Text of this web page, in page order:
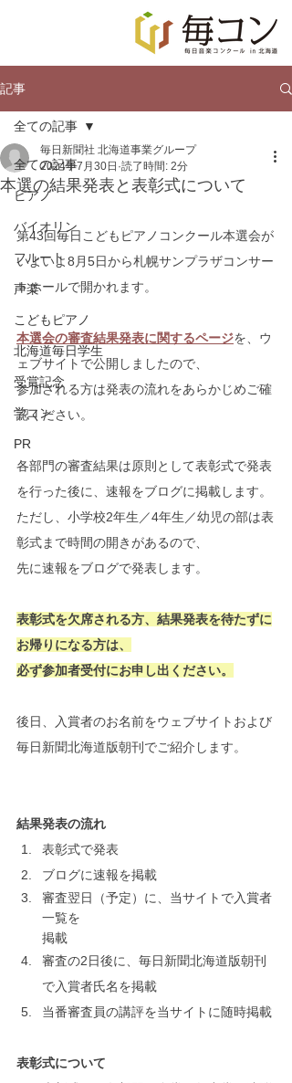
記事
全ての記事
ピアノ
バイオリン
フルート
声楽
こどもピアノ
北海道毎日学生
受賞記念
学コン
PR
全ての記事
本選の結果発表と表彰式について
毎日新聞社 北海道事業グループ
2024年7月30日 読了時間: 2分
第43回毎日こどもピアノコンクール本選会が
いよいよ8月5日から札幌サンプラザコンサー
トホールで開かれます。
本選会の審査結果発表に関するページを、ウ
ェブサイトで公開しましたので、
参加される方は発表の流れをあらかじめご確
認ください。
各部門の審査結果は原則として表彰式で発表
を行った後に、速報をブログに掲載します。
ただし、小学校2年生／4年生／幼児の部は表
彰式まで時間の開きがあるので、
先に速報をブログで発表します。
表彰式を欠席される方、結果発表を待たずに
お帰りになる方は、
必ず参加者受付にお申し出ください。
後日、入賞者のお名前をウェブサイトおよび
毎日新聞北海道版朝刊でご紹介します。
結果発表の流れ
表彰式で発表
ブログに速報を掲載
審査翌日（予定）に、当サイトで入賞者
一覧を
掲載
審査の2日後に、毎日新聞北海道版朝刊
で入賞者氏名を掲載
当番審査員の講評を当サイトに随時掲載
表彰式について